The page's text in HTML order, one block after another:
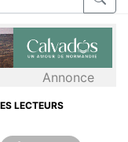
Annonce
LECTEURS